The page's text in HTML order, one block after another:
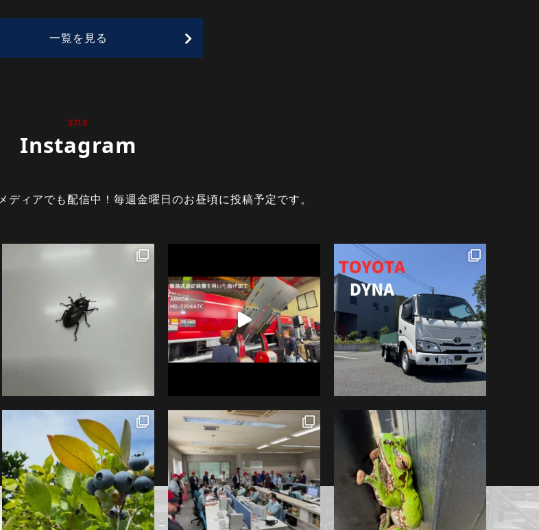
一覧を見る
sns
Instagram
ィアでも配信中！毎週金曜日のお昼頃に投稿予定です。